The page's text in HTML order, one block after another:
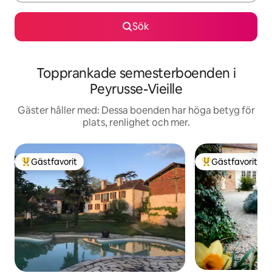
Sök
Topprankade semesterboenden i
Peyrusse-Vieille
Gäster håller med: Dessa boenden har höga betyg för
plats, renlighet och mer.
Populär gästfavorit
Gästfavorit Populär
Gästfavorit